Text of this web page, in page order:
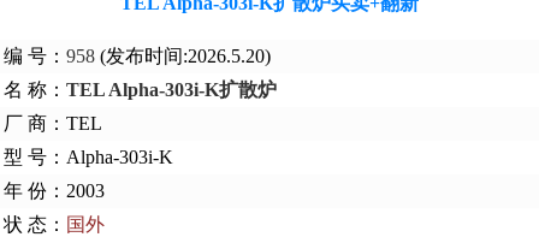
编 号： 958 (发布时间:2026.5.20)
名 称： TEL Alpha-303i-K扩散炉
厂 商：TEL
型 号：Alpha-303i-K
年 份：2003
状 态： 国外